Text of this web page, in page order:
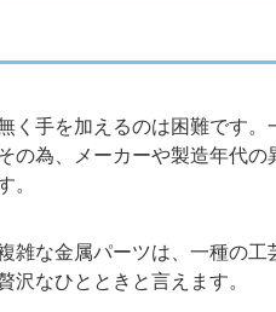
手を加えるのは困難です
為、メーカーや製造年代
な金属パーツは、一種の工
なひとときと言えます。